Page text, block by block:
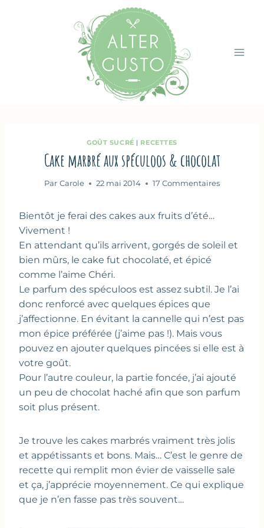
GOÛT SUCRÉ | RECETTES
Cake marbré aux spéculoos & chocolat
Par Carole 22 mai 2014 17 Commentaires
Bientôt je ferai des cakes aux fruits d’été…
Vivement !
En attendant qu’ils arrivent, gorgés de soleil et
bien mûrs, le cake fut chocolaté, et épicé
comme l’aime Chéri.
Le parfum des spéculoos est assez subtil. Je l’ai
donc renforcé avec quelques épices que
j’affectionne. En évitant la cannelle qui n’est pas
mon épice préférée (j’aime pas !). Mais vous
pouvez en ajouter quelques pincées si elle est à
votre goût.
Pour l’autre couleur, la partie foncée, j’ai ajouté
un peu de chocolat haché afin que son parfum
soit plus présent.
Je trouve les cakes marbrés vraiment très jolis
et appétissants et bons. Mais… C’est le genre de
recette qui remplit mon évier de vaisselle sale
et ça, j’apprécie moyennement. Ce qui explique
que je n’en fasse pas très souvent…